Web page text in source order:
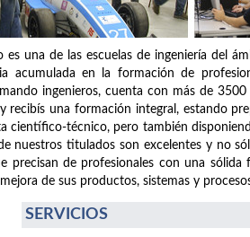
una de las escuelas de ingeniería del
acumulada en la formación de
ingenieros, cuenta con más de
recibís una formación integral, estando
científico-técnico, pero también
nuestros titulados son excelentes y no
precisan de profesionales con una
de sus productos, sistemas y
SERVICIOS